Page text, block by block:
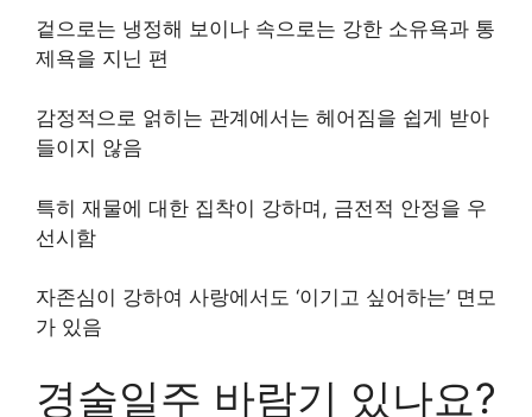
겉으로는 냉정해 보이나 속으로는 강한 소유욕과 통
제욕을 지닌 편
감정적으로 얽히는 관계에서는 헤어짐을 쉽게 받아
들이지 않음
특히 재물에 대한 집착이 강하며, 금전적 안정을 우
선시함
자존심이 강하여 사랑에서도 ‘이기고 싶어하는’ 면모
가 있음
경술일주 바람기 있나요?